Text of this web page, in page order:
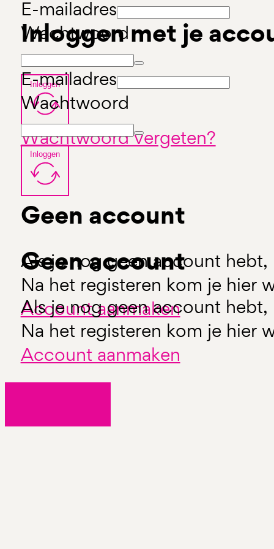
E-mailadres
Wachtwoord
Inloggen
Wachtwoord vergeten?
Geen account
Als je nog geen account hebt,
Na het registeren kom je hier
Account aanmaken
Inloggen met je
E-mailadres
Wachtwoord
Inloggen
Geen account
Als je nog geen account hebt,
Na het registeren kom je hier
Account aanmaken